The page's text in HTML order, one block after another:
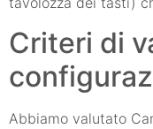
Criteri di
Abbiamo valutato